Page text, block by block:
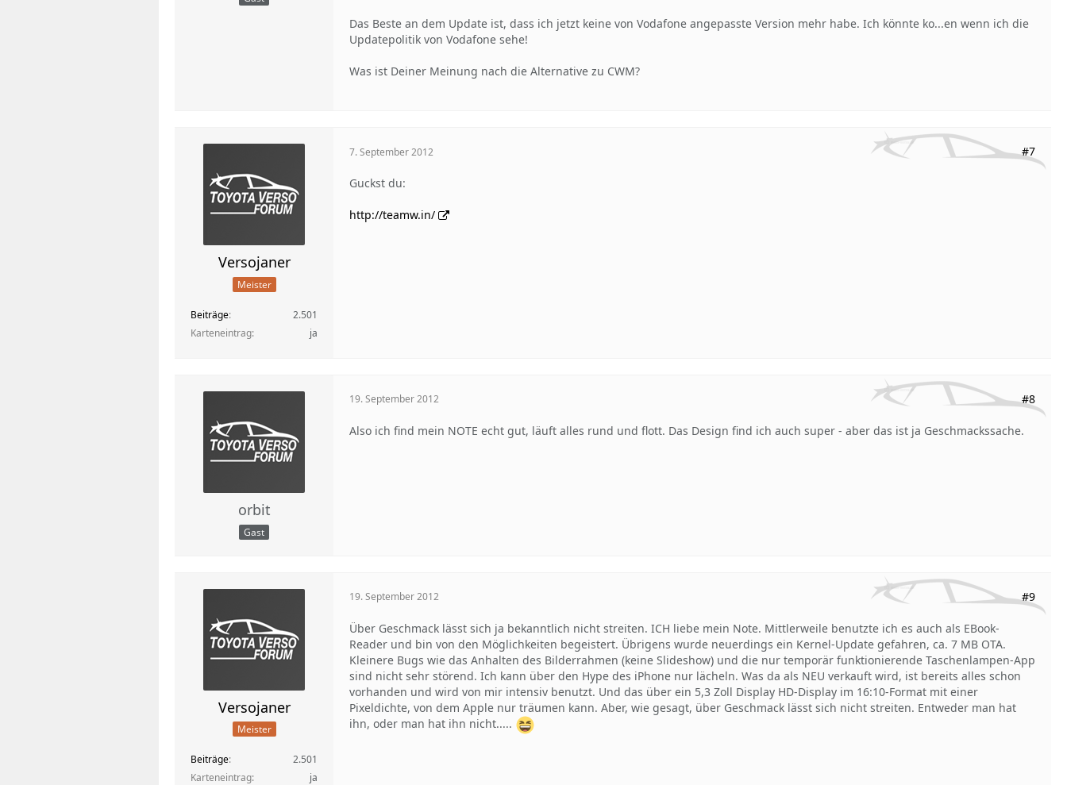
Das Beste an dem Update ist, dass ich jetzt keine von Vodafone angepasste Version mehr habe. Ich könnte ko...en wenn ich die
Updatepolitik von Vodafone sehe!
Was ist Deiner Meinung nach die Alternative zu CWM?
Versojaner
Meister
Beiträge
2.501
Karteneintrag
ja
7. September 2012 #7
Guckst du:
http://teamw.in/
orbit
Gast
19. September 2012 #8
Also ich find mein NOTE echt gut, läuft alles rund und flott. Das Design find ich auch super - aber das ist ja Geschmackssache.
Versojaner
Meister
Beiträge
2.501
Karteneintrag
ja
19. September 2012 #9
Über Geschmack lässt sich ja bekanntlich nicht streiten. ICH liebe mein Note. Mittlerweile benutzte ich es auch als EBook-
Reader und bin von den Möglichkeiten begeistert. Übrigens wurde neuerdings ein Kernel-Update gefahren, ca. 7 MB OTA.
Kleinere Bugs wie das Anhalten des Bilderrahmen (keine Slideshow) und die nur temporär funktionierende Taschenlampen-App
sind nicht sehr störend. Ich kann über den Hype des iPhone nur lächeln. Was da als NEU verkauft wird, ist bereits alles schon
vorhanden und wird von mir intensiv benutzt. Und das über ein 5,3 Zoll Display HD-Display im 16:10-Format mit einer
Pixeldichte, von dem Apple nur träumen kann. Aber, wie gesagt, über Geschmack lässt sich nicht streiten. Entweder man hat
ihn, oder man hat ihn nicht.....